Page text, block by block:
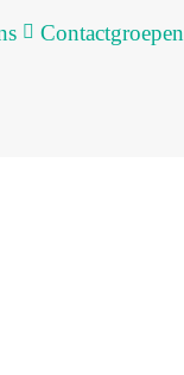
Contactgroepen